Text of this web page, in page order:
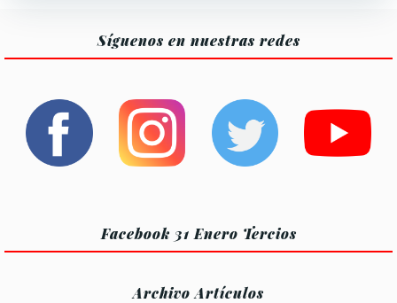
Síguenos en nuestras redes
Facebook 31 Enero Tercios
Archivo Artículos